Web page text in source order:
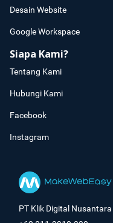
Desain Website
Google Workspace
Siapa Kami?
Tentang Kami
Hubungi Kami
Facebook
Instagram
PT Klik Digital Nusantara